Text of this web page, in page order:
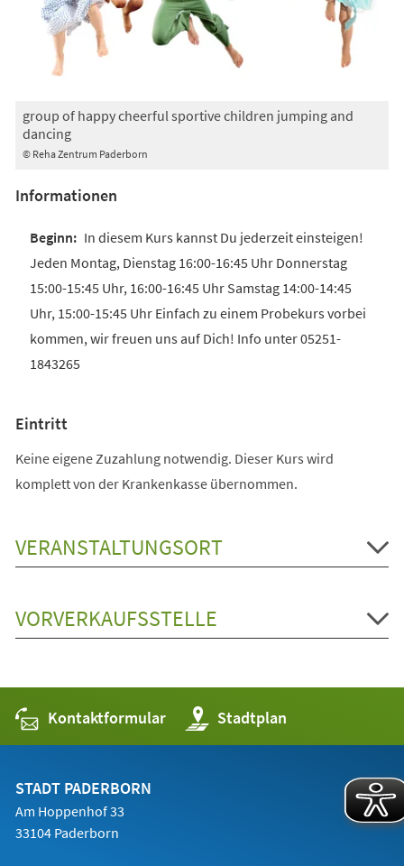
© Reha Zentrum Paderborn
group of happy cheerful sportive children jumping and
dancing
Informationen
In diesem Kurs kannst Du jederzeit einsteigen!
Jeden Montag, Dienstag 16:00-16:45 Uhr Donnerstag
15:00-15:45 Uhr, 16:00-16:45 Uhr Samstag 14:00-14:45
Uhr, 15:00-15:45 Uhr Einfach zu einem Probekurs vorbei
kommen, wir freuen uns auf Dich! Info unter 05251-
1843265
Eintritt
Keine eigene Zuzahlung notwendig. Dieser Kurs wird
komplett von der Krankenkasse übernommen.
VERANSTALTUNGSORT
VORVERKAUFSSTELLE
Kontaktformular Stadtplan
(Öffnet
in
einem
STADT PADERBORN
Am Hoppenhof 33
33104 Paderborn